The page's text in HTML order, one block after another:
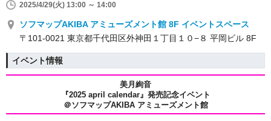
2025/4/29(火) 13:00 ～ 14:00
ソフマップAKIBA アミューズメント館 8F イベントスペース
〒101-0021 東京都千代田区外神田１丁目１０−８ 平岡ビル 8F
イベント情報
美月絢音
『2025 april calendar』発売記念イベント
＠ソフマップAKIBA アミューズメント館